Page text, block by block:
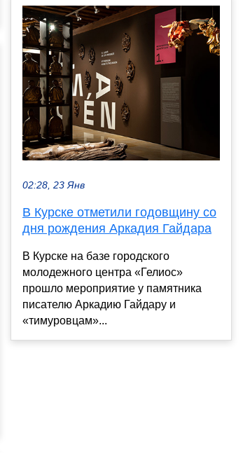
02:28, 23 Янв
В Курске отметили годовщину со
дня рождения Аркадия Гайдара
В Курске на базе городского
молодежного центра «Гелиос»
прошло мероприятие у памятника
писателю Аркадию Гайдару и
«тимуровцам»...